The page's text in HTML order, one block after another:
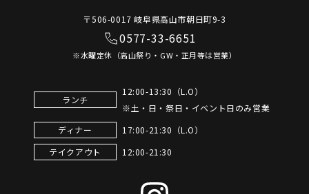
〒506-0017 岐阜県高山市朝日町9-3
0577-33-6651
※水曜定休（高山祭り・GW・正月等は営業）
ランチ
12:00-13:30（L.O）
※土・日・祭日・イベント日のみ営業
ディナー 17:00-21:30（L.O）
テイクアウト 12:00-21:30